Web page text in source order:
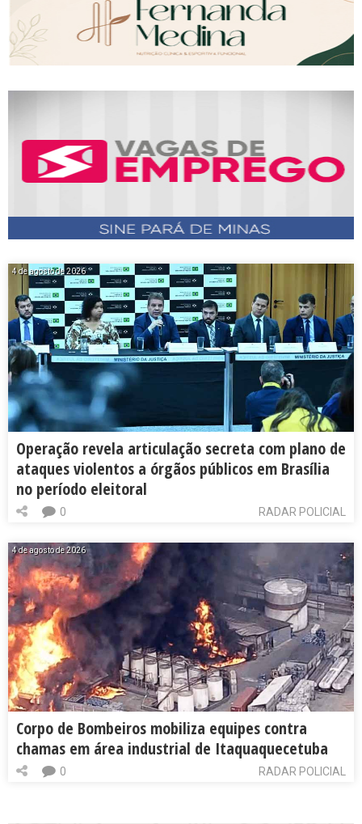
4 de agosto de 2026
Operação revela articulação secreta com plano de
ataques violentos a órgãos públicos em Brasília
no período eleitoral
RADAR POLICIAL
0
4 de agosto de 2026
Corpo de Bombeiros mobiliza equipes contra
chamas em área industrial de Itaquaquecetuba
RADAR POLICIAL
0